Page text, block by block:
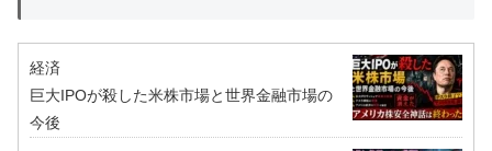
経済
巨大IPOが殺した米株市場と世界金融市場の
今後